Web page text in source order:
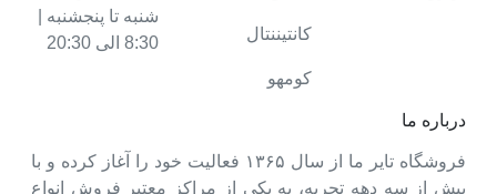
درباره ما
فروشگاه تایر ما از سال ۱۳۶۵ فعالیت خود را آغاز کرده و با
بیش از سه دهه تجربه، به یکی از مراکز معتبر فروش انواع
کانتیننتال
کومهو
شنبه تا پنجشنبه |
8:30 الی 20:30